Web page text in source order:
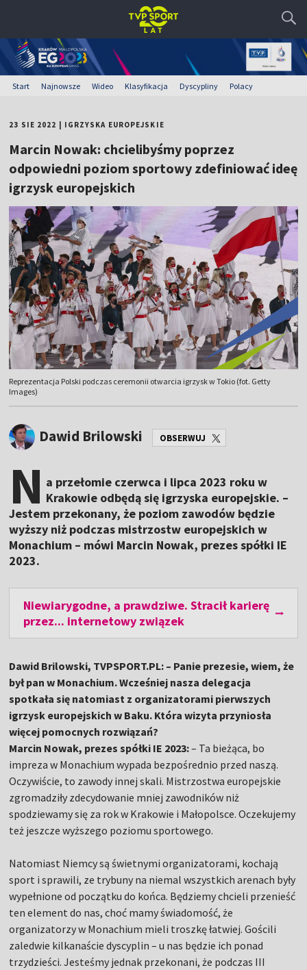
Start Najnowsze Wideo Klasyfikacja Dyscypliny Polacy
23 SIE 2022 IGRZYSKA EUROPEJSKIE
Marcin Nowak: chcielibyśmy poprzez
odpowiedni poziom sportowy zdefiniować ideę
igrzysk europejskich
Reprezentacja Polski podczas ceremonii otwarcia igrzysk w Tokio (fot. Getty
Images)
Dawid Brilowski OBSERWUJ
N a przełomie czerwca i lipca 2023 roku w
Krakowie odbędą się igrzyska europejskie. –
Jestem przekonany, że poziom zawodów będzie
wyższy niż podczas mistrzostw europejskich w
Monachium – mówi Marcin Nowak, prezes spółki IE
2023.
Niewiarygodne, a prawdziwe. Stracił karierę
przez... internetowy związek
Dawid Brilowski, TVPSPORT.PL: – Panie prezesie, wiem, że
był pan w Monachium. Wcześniej nasza delegacja
spotkała się natomiast z organizatorami pierwszych
igrzysk europejskich w Baku. Która wizyta przyniosła
więcej pomocnych rozwiązań?
Marcin Nowak, prezes spółki IE 2023:– Ta bieżąca, bo
impreza w Monachium wypada bezpośrednio przed naszą.
Oczywiście, to zawody innej skali. Mistrzostwa europejskie
zgromadziły zdecydowanie mniej zawodników niż
spodziewamy się za rok w Krakowie i Małopolsce. Oczekujemy
też jeszcze wyższego poziomu sportowego.
Natomiast Niemcy są świetnymi organizatorami, kochają
sport i sprawili, ze trybuny na niemal wszystkich arenach były
wypełnione od początku do końca. Będziemy chcieli przenieść
ten element do nas, choć mamy świadomość, że
organizatorzy w Monachium mieli troszkę łatwiej. Gościli
zaledwie kilkanaście dyscyplin – u nas będzie ich ponad
trzydzieści. Jesteśmy jednak przekonani, że podczas III